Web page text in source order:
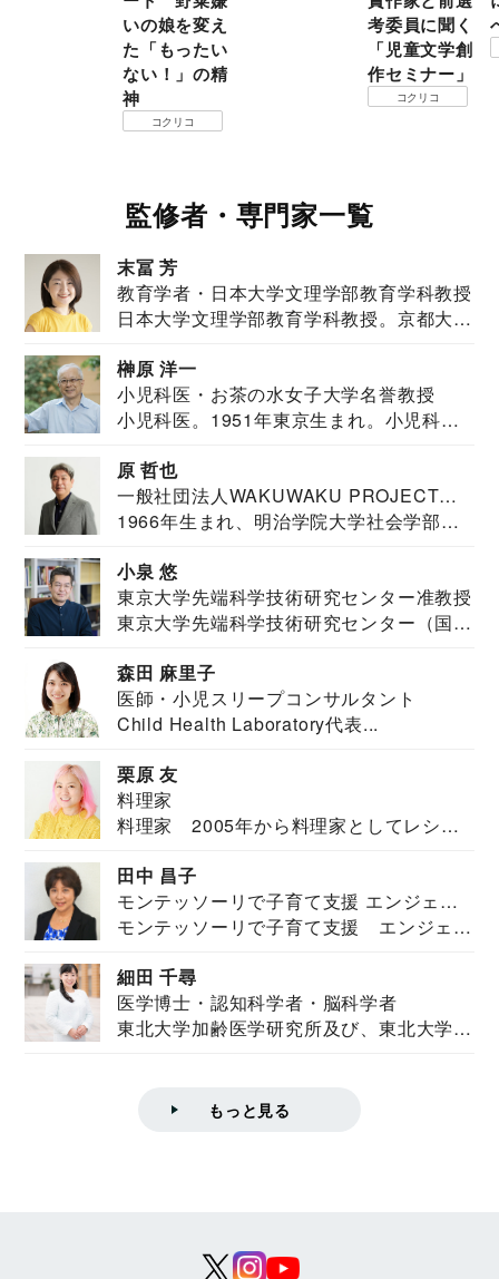
いの娘を変え
た「もったい
ない！」の精
神
コクリコ
考委員に聞く
「児童文学創
作セミナー」
コクリコ
監修者・専門家一覧
末冨 芳
教育学者・日本大学文理学部教育学科教授
日本大学文理学部教育学科教授。京都大学
榊原 洋一
小児科医・お茶の水女子大学名誉教授
小児科医。1951年東京生まれ。小児科
原 哲也
一般社団法人WAKUWAKU PROJECT
JAPAN代表・言語聴覚士・社会福祉士
1966年生まれ、明治学院大学社会学部福
小泉 悠
東京大学先端科学技術研究センター准教授
東京大学先端科学技術研究センター（国際
森田 麻里子
医師・小児スリープコンサルタント
Child Health Laboratory代表...
栗原 友
料理家
料理家 2005年から料理家としてレシピ
田中 昌子
モンテッソーリで子育て支援 エンジェル
ズハウス研究所所長
モンテッソーリで子育て支援 エンジェル
細田 千尋
医学博士・認知科学者・脳科学者
東北大学加齢医学研究所及び、東北大学大
もっと見る